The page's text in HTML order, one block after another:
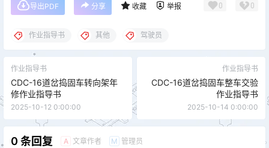
导出PDF 分享 收藏 举报 0 0
作业指导书 其他 驾驶员
作业指导书
CDC-16道岔捣固车转向架年
修作业指导书
2025-10-12 0:00:00
作业指导书
CDC-16道岔捣固车整车交验
作业指导书
2025-10-14 0:00:00
0 条回复 A 文章作者 M 管理员